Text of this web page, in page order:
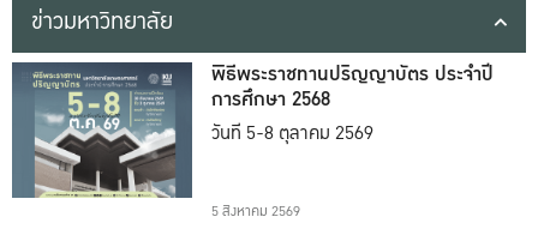
ข่าวมหาวิทยาลัย
พิธีพระราชทานปริญญาบัตร ประจำปี
การศึกษา 2568
วันที่ 5-8 ตุลาคม 2569
5 สิงหาคม 2569